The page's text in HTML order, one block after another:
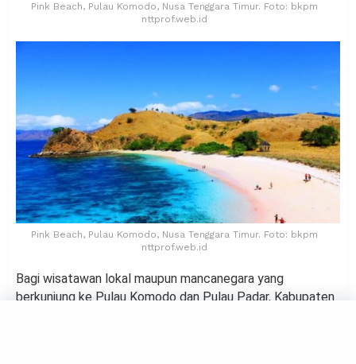
Pink Beach, Pulau Komodo, Nusa Tenggara Timur. Foto: bkpm
nttprof.web.id
Pink Beach, Pulau Komodo, Nusa Tenggara Timur. Foto: bkpm
nttprof.web.id
Bagi wisatawan lokal maupun mancanegara yang
berkunjung ke Pulau Komodo dan Pulau Padar, Kabupaten